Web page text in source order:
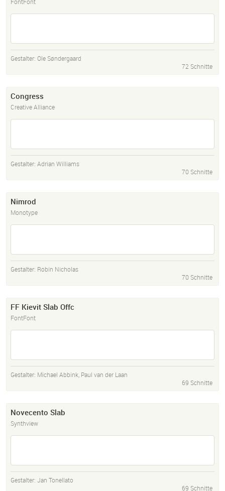
FontFont
Gestalter: Ole Søndergaard
72 Schnitte
Congress
Creative Alliance
Gestalter: Adrian Williams
70 Schnitte
Nimrod
Monotype
Gestalter: Robin Nicholas
70 Schnitte
FF Kievit Slab Offc
FontFont
Gestalter: Michael Abbink, Paul van der Laan
69 Schnitte
Novecento Slab
Synthview
Gestalter: Jan Tonellato
69 Schnitte